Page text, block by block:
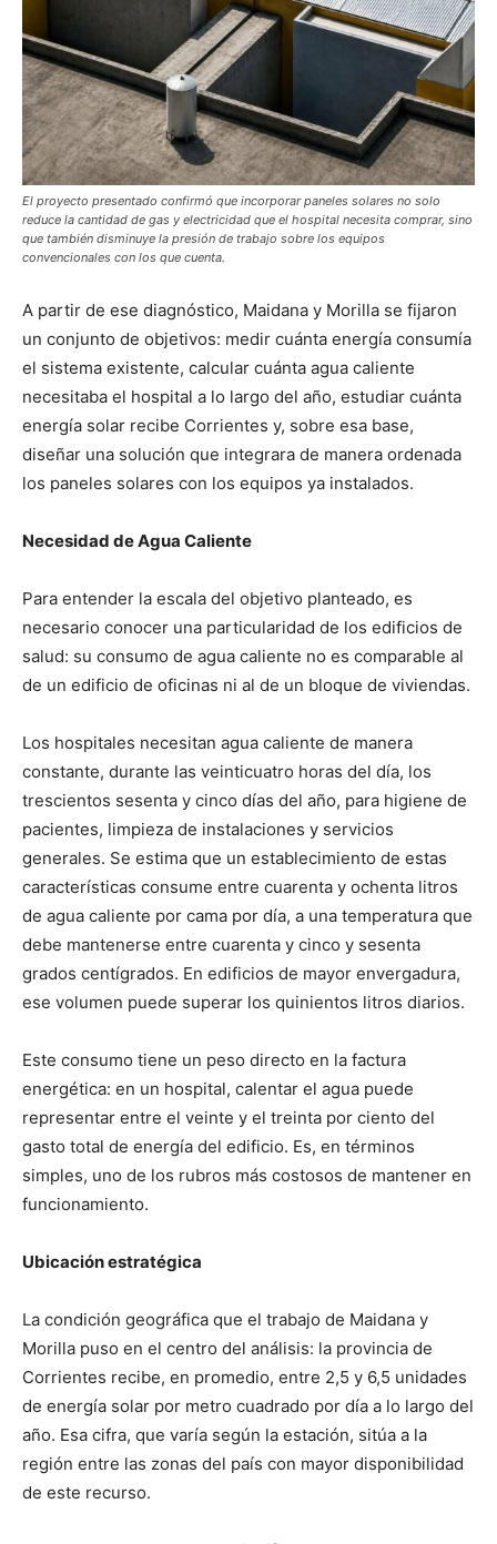
El proyecto presentado confirmó que incorporar paneles solares no solo
reduce la cantidad de gas y electricidad que el hospital necesita comprar, sino
que también disminuye la presión de trabajo sobre los equipos
convencionales con los que cuenta.
A partir de ese diagnóstico, Maidana y Morilla se fijaron
un conjunto de objetivos: medir cuánta energía consumía
el sistema existente, calcular cuánta agua caliente
necesitaba el hospital a lo largo del año, estudiar cuánta
energía solar recibe Corrientes y, sobre esa base,
diseñar una solución que integrara de manera ordenada
los paneles solares con los equipos ya instalados.
Necesidad de Agua Caliente
Para entender la escala del objetivo planteado, es
necesario conocer una particularidad de los edificios de
salud: su consumo de agua caliente no es comparable al
de un edificio de oficinas ni al de un bloque de viviendas.
Los hospitales necesitan agua caliente de manera
constante, durante las veinticuatro horas del día, los
trescientos sesenta y cinco días del año, para higiene de
pacientes, limpieza de instalaciones y servicios
generales. Se estima que un establecimiento de estas
características consume entre cuarenta y ochenta litros
de agua caliente por cama por día, a una temperatura que
debe mantenerse entre cuarenta y cinco y sesenta
grados centígrados. En edificios de mayor envergadura,
ese volumen puede superar los quinientos litros diarios.
Este consumo tiene un peso directo en la factura
energética: en un hospital, calentar el agua puede
representar entre el veinte y el treinta por ciento del
gasto total de energía del edificio. Es, en términos
simples, uno de los rubros más costosos de mantener en
funcionamiento.
Ubicación estratégica
La condición geográfica que el trabajo de Maidana y
Morilla puso en el centro del análisis: la provincia de
Corrientes recibe, en promedio, entre 2,5 y 6,5 unidades
de energía solar por metro cuadrado por día a lo largo del
año. Esa cifra, que varía según la estación, sitúa a la
región entre las zonas del país con mayor disponibilidad
de este recurso.